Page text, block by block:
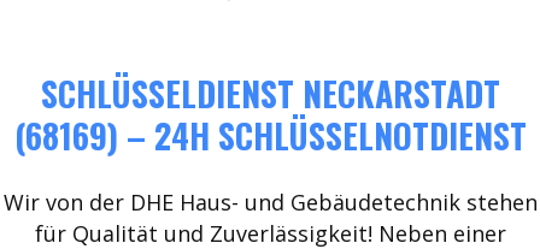
SCHLÜSSELDIENST NECKARSTADT
(68169) – 24H SCHLÜSSELNOTDIENST
Wir von der DHE Haus- und Gebäudetechnik stehen
für Qualität und Zuverlässigkeit! Neben einer